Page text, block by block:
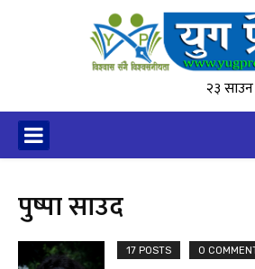
२३
पुष्पा साउद
17 POSTS 0